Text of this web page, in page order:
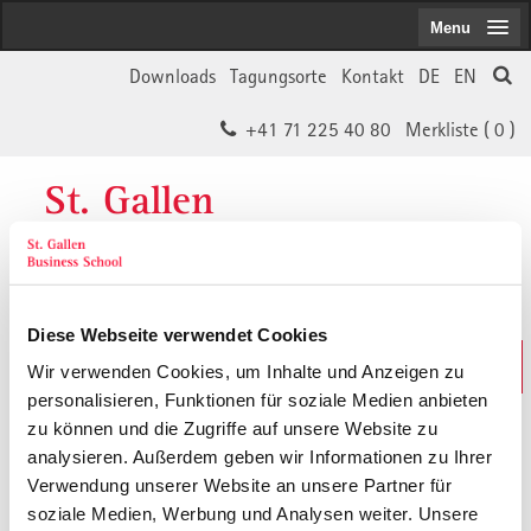
Diese Webseite verwendet Cookies
Wir verwenden Cookies, um Inhalte und Anzeigen zu
personalisieren, Funktionen für soziale Medien anbieten
zu können und die Zugriffe auf unsere Website zu
analysieren. Außerdem geben wir Informationen zu Ihrer
Verwendung unserer Website an unsere Partner für
soziale Medien, Werbung und Analysen weiter. Unsere
EN
DE
Kontakt
Tagungsorte
Downloads
Merkliste ( 0 )
+41 71 225 40 80
St. Gallen
Business School
Weiterbildungs-Suche
In 30 Sekunden das Passende finden
Menu
Der von Ihnen gesuchte Inhalt ist